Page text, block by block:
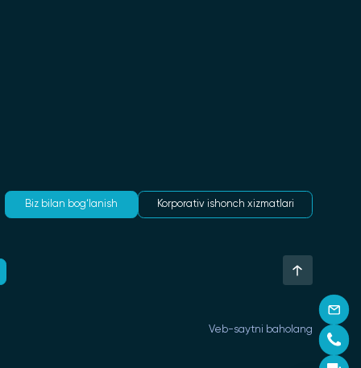
Biz bilan bog‘lanish Korporativ ishonch xizmatlari
Veb-saytni baholang